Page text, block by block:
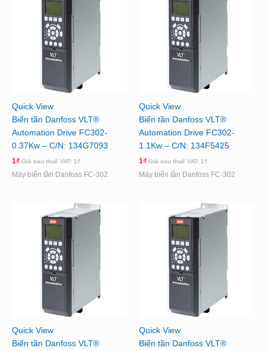
Quick View
Biến tần Danfoss VLT®
Automation Drive FC302-
0.37Kw – C/N: 134G7093
1₫ Giá sau thuế VAT: 1₫
Máy biến tần Danfoss FC-302
Quick View
Biến tần Danfoss VLT®
Automation Drive FC302-
1.1Kw – C/N: 134F5425
1₫ Giá sau thuế VAT: 1₫
Máy biến tần Danfoss FC-302
Quick View
Biến tần Danfoss VLT®
Quick View
Biến tần Danfoss VLT®